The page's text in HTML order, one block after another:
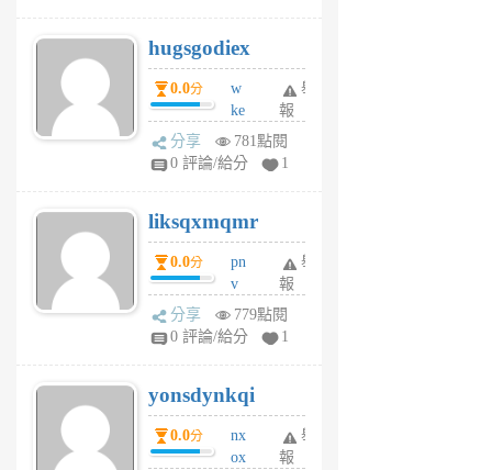
6
個
月
前
hugsgodiex
0.0分
w
ke
rv
pj
6
個
月
前
舉
報
分享
781點閱
0 評論/給分
1
liksqxmqmr
0.0分
pn
v
wt
sv
6
個
月
前
舉
報
分享
779點閱
0 評論/給分
1
yonsdynkqi
0.0分
nx
ox
舉
報